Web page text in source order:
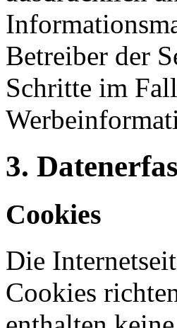
Betreiber der
Schritte im
3.
Cookies
Die
Cookies